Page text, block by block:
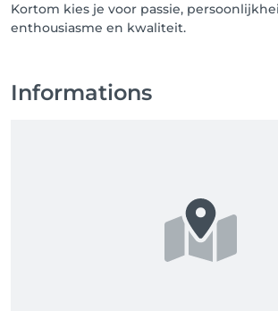
Kortom kies je voor passie,
enthousiasme en kwaliteit.
Informations